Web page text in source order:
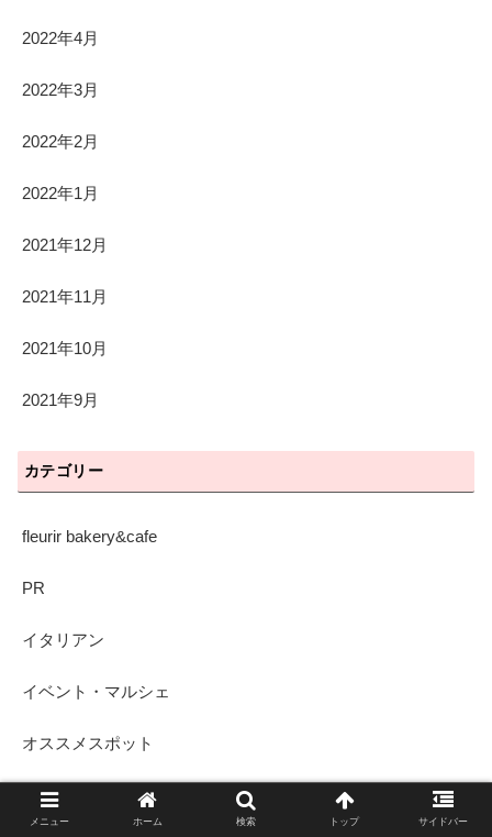
2022年4月
2022年3月
2022年2月
2022年1月
2021年12月
2021年11月
2021年10月
2021年9月
カテゴリー
fleurir bakery&cafe
PR
イタリアン
イベント・マルシェ
オススメスポット
カフェ・喫茶店
メニュー ホーム 検索 トップ サイドバー